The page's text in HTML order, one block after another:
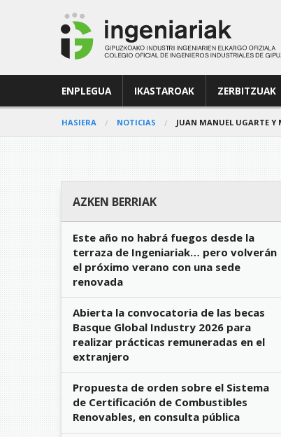
ENPLEGUA IKASTAROAK ZERBITZUAK
HASIERA NOTICIAS JUAN MANUEL UGARTE Y
AZKEN BERRIAK
Este año no habrá fuegos desde la
terraza de Ingeniariak… pero volverán
el próximo verano con una sede
renovada
Abierta la convocatoria de las becas
Basque Global Industry 2026 para
realizar prácticas remuneradas en el
extranjero
Propuesta de orden sobre el Sistema
de Certificación de Combustibles
Renovables, en consulta pública